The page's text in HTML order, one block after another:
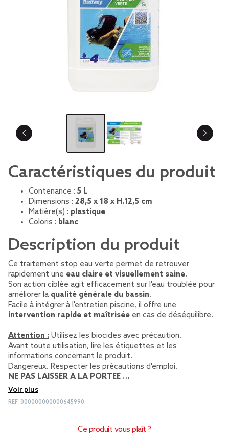
Caractéristiques du produit
Contenance : 5 L
Dimensions : 28,5 x 18 x H.12,5 cm
Matière(s) : plastique
Coloris : blanc
Description du produit
Ce traitement stop eau verte permet de retrouver
rapidement une eau claire et visuellement saine.
Son action ciblée agit efficacement sur l'eau troublée pour
améliorer la qualité générale du bassin.
Facile à intégrer à l'entretien piscine, il offre une
intervention rapide et maîtrisée en cas de déséquilibre.
Attention : Utilisez les biocides avec précaution.
Avant toute utilisation, lire les étiquettes et les
informations concernant le produit.
Dangereux. Respecter les précautions d'emploi.
NE PAS LAISSER A LA PORTEE …
Voir plus
REF. 000000000000645990
Ce produit vous plaît ?